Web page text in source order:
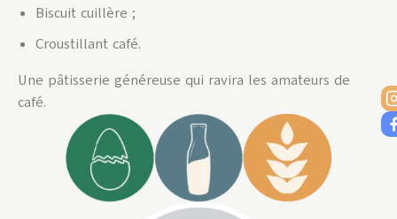
Biscuit cuillère ;
Croustillant café.
Une pâtisserie généreuse qui ravira les amateurs de
café.